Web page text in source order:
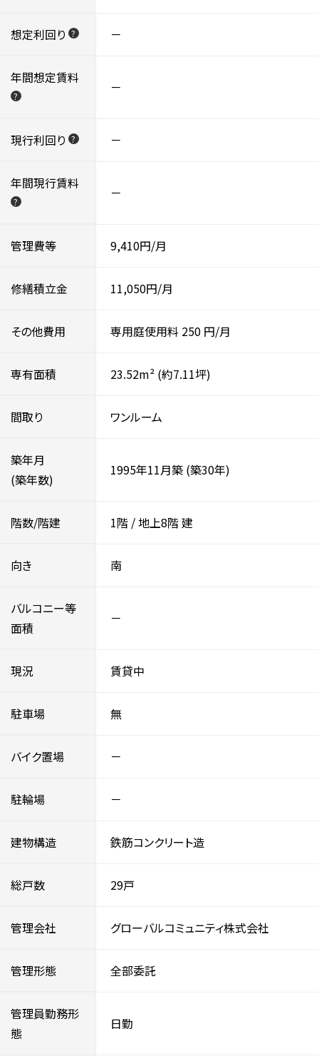
想定利回り ? －
年間想定賃料
? －
現行利回り ? －
年間現行賃料
? －
管理費等 9,410円/月
修繕積立金 11,050円/月
その他費用 専用庭使用料 250 円/月
専有面積 23.52m² (約7.11坪)
間取り ワンルーム
築年月
(築年数)
1995年11月築 (築30年)
階数/階建 1階 /地上8階建
向き 南
バルコニー等
面積
－
現況 賃貸中
駐車場 無
バイク置場 －
駐輪場 －
建物構造 鉄筋コンクリート造
総戸数 29戸
管理会社 グローバルコミュニティ株式会社
管理形態 全部委託
管理員勤務形
態
日勤